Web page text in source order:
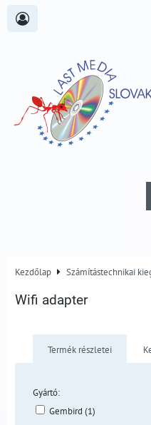
Kezdőlap Számítástechnikai
Wifi adapter
Termék részletei
Gyártó:
Gembird (1)